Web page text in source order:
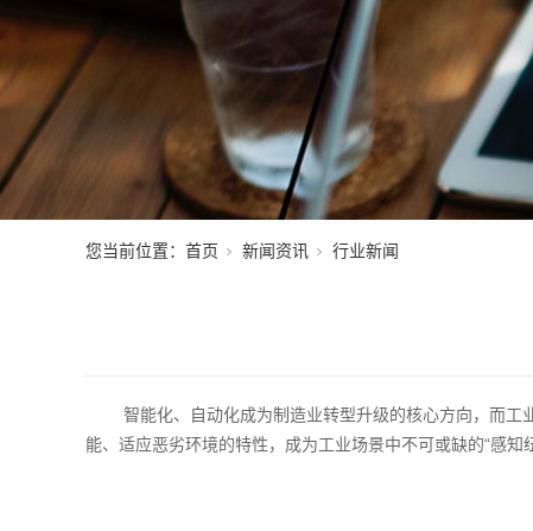
您当前位置： 首页 新闻资讯 行业新闻
智能化、自动化成为制造业转型升级的核心方向，而
能、适应恶劣环境的特性，成为工业场景中不可或缺的“感